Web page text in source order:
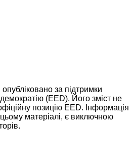
за підтримки
(EED). Його зміст не
позицію EED. Інформація
матеріалі, є виключною